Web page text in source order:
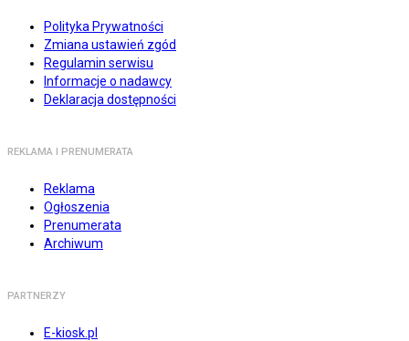
Polityka Prywatności
Zmiana ustawień zgód
Regulamin serwisu
Informacje o nadawcy
Deklaracja dostępności
REKLAMA I PRENUMERATA
Reklama
Ogłoszenia
Prenumerata
Archiwum
PARTNERZY
E-kiosk.pl